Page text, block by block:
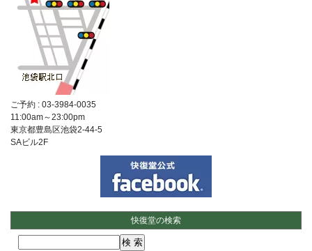
ご予約 : 03-3984-0035
11:00am～23:00pm
東京都豊島区池袋2-44-5
SAビル2F
快復堂の検索